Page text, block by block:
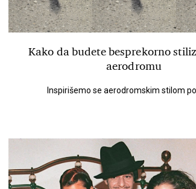
Kako da budete besprekorno
aerodromu
Inspirišemo se aerodromskim stilom